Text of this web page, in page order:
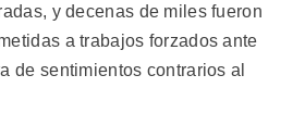
y decenas de miles fueron
a trabajos forzados ante
de sentimientos contrarios al